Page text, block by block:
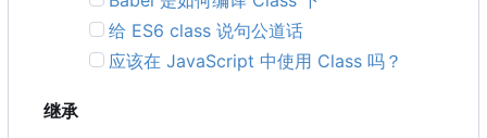
给 ES6 class 说句公道话
应该在 JavaScript 中使用 Class 吗？
继承